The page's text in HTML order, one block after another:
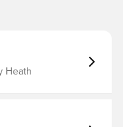
Heath